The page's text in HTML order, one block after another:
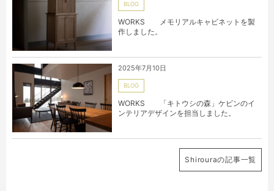
BLOG
WORKS メモリアルキャビネットを製
作しました。
2025年7月10日
BLOG
WORKS 「キトウシの森」ケビンのイ
ンテリアデザインを担当しました。
Shirouraの記事一覧